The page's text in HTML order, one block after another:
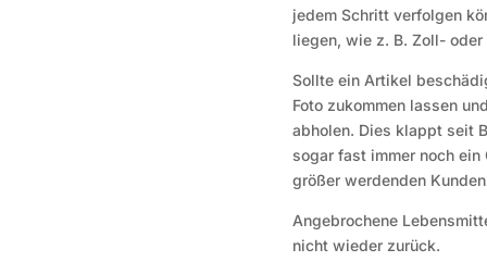
jedem Schritt verfolgen
liegen, wie z. B. Zoll-
Sollte ein Artikel
Foto zukommen lassen
abholen. Dies klappt seit
sogar fast immer noch ein
größer werdenden
Angebrochene
nicht wieder zurück.